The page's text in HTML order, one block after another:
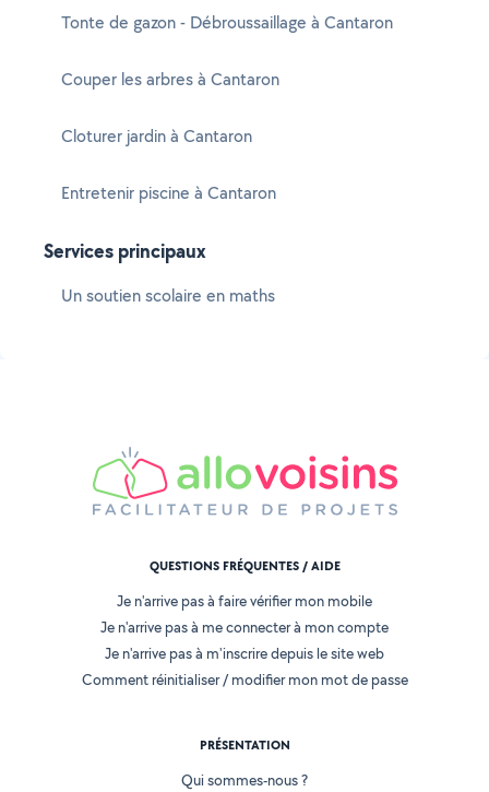
Tonte de gazon - Débroussaillage à Cantaron
Couper les arbres à Cantaron
Cloturer jardin à Cantaron
Entretenir piscine à Cantaron
Services principaux
Un soutien scolaire en maths
QUESTIONS FRÉQUENTES / AIDE
Je n'arrive pas à faire vérifier mon mobile
Je n'arrive pas à me connecter à mon compte
Je n'arrive pas à m'inscrire depuis le site web
Comment réinitialiser / modifier mon mot de passe
PRÉSENTATION
Qui sommes-nous ?